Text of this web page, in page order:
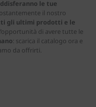
le tue
il nostro
gli ultimi prodotti e le
di avere tutte le
: scarica il catalogo ora e
da offrirti.